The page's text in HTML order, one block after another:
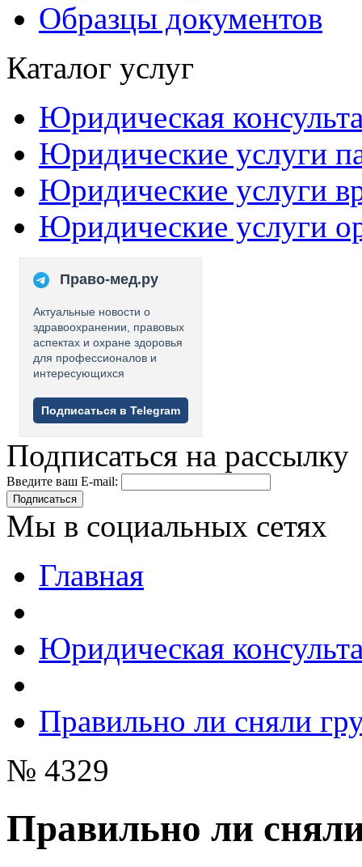
Образцы документов
Каталог услуг
Юридическая
Юридические услуги
Юридические услуги
Юридические услуги
Право-мед.ру
Актуальные новости о
здравоохранении, правовых
аспектах и охране здоровья
для профессионалов и
интересующихся
Подписаться в Telegram
Подписаться на рассылку
Введите ваш E-mail:
Подписаться
Мы в социальных сетях
Главная
Юридическая
Правильно ли сняли
№ 4329
Правильно ли